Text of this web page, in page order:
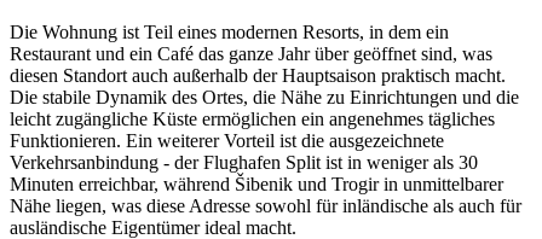
Die Wohnung ist Teil eines modernen Resorts, in dem ein
Restaurant und ein Café das ganze Jahr über geöffnet sind, was
diesen Standort auch außerhalb der Hauptsaison praktisch macht.
Die stabile Dynamik des Ortes, die Nähe zu Einrichtungen und die
leicht zugängliche Küste ermöglichen ein angenehmes tägliches
Funktionieren. Ein weiterer Vorteil ist die ausgezeichnete
Verkehrsanbindung - der Flughafen Split ist in weniger als 30
Minuten erreichbar, während Šibenik und Trogir in unmittelbarer
Nähe liegen, was diese Adresse sowohl für inländische als auch für
ausländische Eigentümer ideal macht.